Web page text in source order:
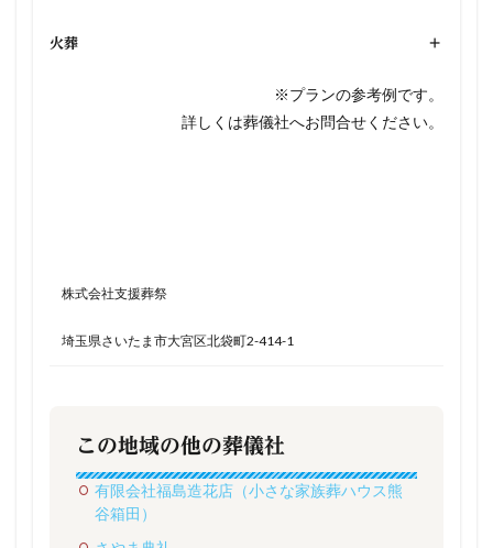
火葬 +
※プランの参考例です。
詳しくは葬儀社へお問合せください。
株式会社支援葬祭
埼玉県さいたま市大宮区北袋町2-414-1
この地域の他の葬儀社
有限会社福島造花店（小さな家族葬ハウス熊
谷箱田）